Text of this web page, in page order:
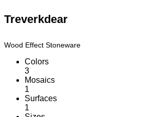
Treverkdear
Wood Effect Stoneware
Colors
3
Mosaics
1
Surfaces
1